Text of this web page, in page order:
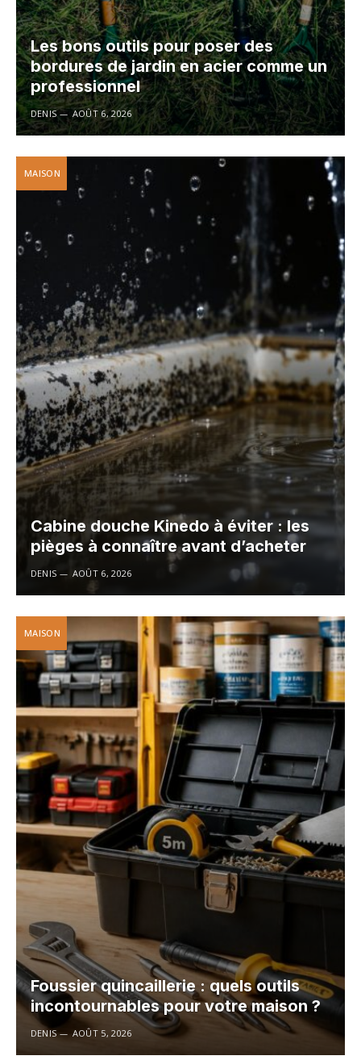
Les bons outils pour poser des
bordures de jardin en acier comme un
professionnel
DENIS AOÛT 6, 2026
MAISON
Cabine douche Kinedo à éviter : les
pièges à connaître avant d’acheter
DENIS AOÛT 6, 2026
MAISON
Foussier quincaillerie : quels outils
incontournables pour votre maison ?
DENIS AOÛT 5, 2026